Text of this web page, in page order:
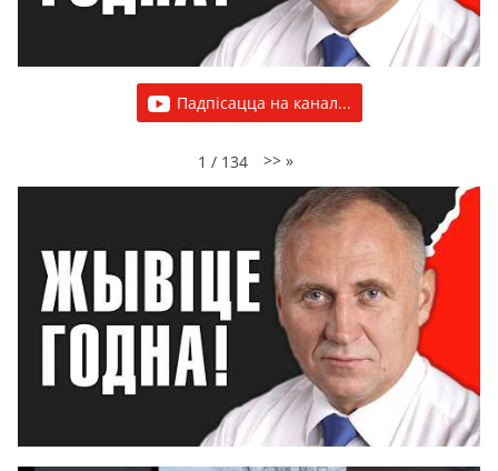
Падпісацца на канал...
1 / 134 >> »